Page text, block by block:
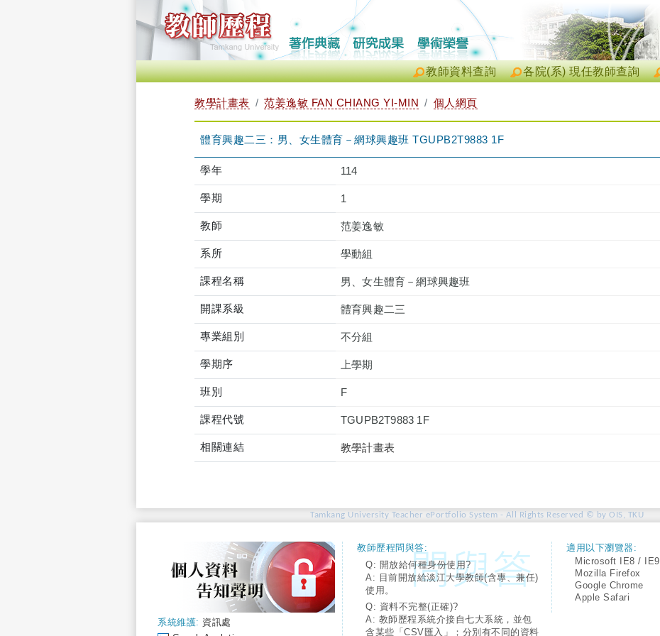
各院(系) 現任教師查詢
教師資料查詢
教學計畫表 范姜逸敏 FAN CHIANG YI-MIN 個人網頁
體育興趣二三：男、女生體育－網球興趣班 TGUPB2T9883 1F
學年 114
學期 1
教師 范姜逸敏
系所 學動組
課程名稱 男、女生體育－網球興趣班
開課系級 體育興趣二三
專業組別 不分組
學期序 上學期
班別 F
課程代號 TGUPB2T9883 1F
相關連結 教學計畫表
Tamkang University Teacher ePortfolio System - All Rights Reserved © by OIS, TKU
系統維護: 資訊處
教師歷程問與答:
Q: 開放給何種身份使用?
A: 目前開放給淡江大學教師(含專、兼任)
使用。
Q: 資料不完整(正確)?
A: 教師歷程系統介接自七大系統，並包
含某些「CSV匯入」；分別有不同的資料
適用以下瀏覽器:
Microsoft IE8 / IE9
Mozilla Firefox
Google Chrome
Apple Safari